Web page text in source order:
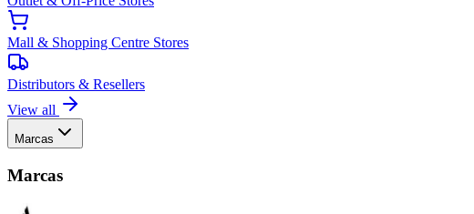
Mall & Shopping Centre Stores
Distributors & Resellers
View all
Marcas
Marcas